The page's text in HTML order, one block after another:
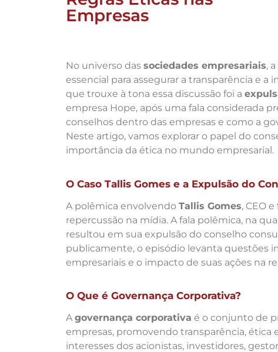
Empresas
No universo das sociedades empresariais,
essencial para assegurar a transparência e
que trouxe à tona essa discussão foi a
empresa Hope, após uma fala considerada
conselhos dentro das empresas e como a
Neste artigo, vamos explorar o papel do
importância da ética no mundo empresarial.
O Caso Tallis Gomes e a Expulsão do
A polêmica envolvendo Tallis Gomes, CEO
repercussão na mídia. A fala polêmica, na
resultou em sua expulsão do conselho
publicamente, o episódio levanta questões
empresariais e o impacto de suas ações na
O Que é Governança Corporativa?
Agovernança corporativa é o conjunto de
empresas, promovendo transparência, ética
interesses dos acionistas, investidores,